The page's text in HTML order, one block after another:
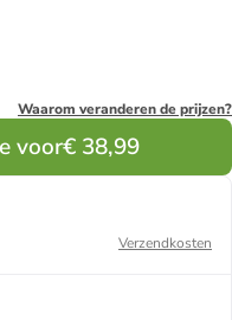
Waarom veranderen de prijzen?
voor€ 38,99
Verzendkosten